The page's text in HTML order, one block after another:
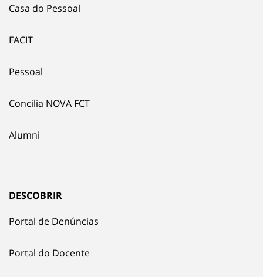
Casa do Pessoal
FACIT
Pessoal
Concilia NOVA FCT
Alumni
DESCOBRIR
Portal de Denúncias
Portal do Docente